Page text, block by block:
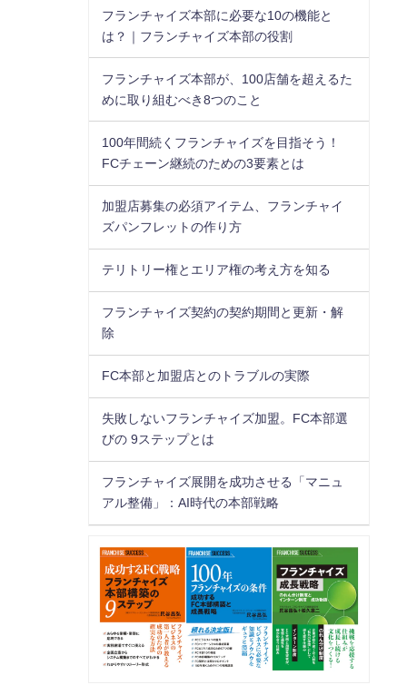
フランチャイズ本部に必要な10の機能と
は？｜フランチャイズ本部の役割
フランチャイズ本部が、100店舗を超えるた
めに取り組むべき8つのこと
100年間続くフランチャイズを目指そう！
FCチェーン継続のための3要素とは
加盟店募集の必須アイテム、フランチャイ
ズパンフレットの作り方
テリトリー権とエリア権の考え方を知る
フランチャイズ契約の契約期間と更新・解
除
FC本部と加盟店とのトラブルの実際
失敗しないフランチャイズ加盟。FC本部選
びの 9ステップとは
フランチャイズ展開を成功させる「マニュ
アル整備」：AI時代の本部戦略